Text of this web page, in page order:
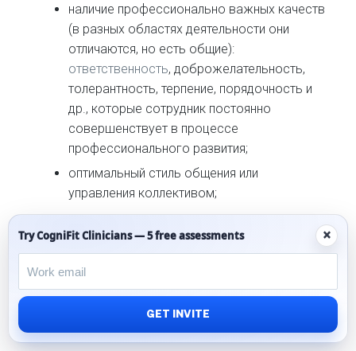
наличие профессионально важных качеств
(в разных областях деятельности они
отличаются, но есть общие):
ответственность, доброжелательность,
толерантность, терпение, порядочность и
др., которые сотрудник постоянно
совершенствует в процессе
профессионального развития;
оптимальный стиль общения или
управления коллективом;
творческая направленность специалиста.
Профессиональное мастерство невозможно
приобрести вместе с документом/сертификатом,
подтверждающим образование. Это путь
непрерывного развития и совершенствования
личности, не имеющий конечной точки.
Try CogniFit Clinicians — 5 free assessments ×
GET INVITE